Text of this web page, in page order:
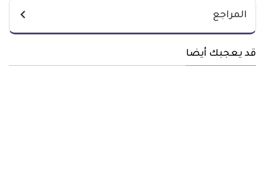
المراجع
قد يعجبك أيضا